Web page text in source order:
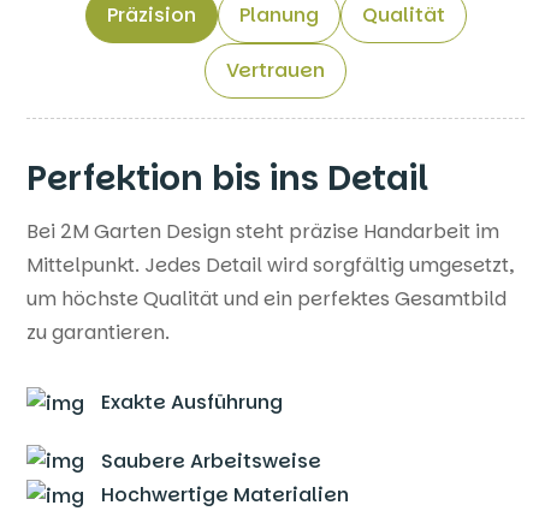
Präzision Planung
Qualität
Vertrauen
Perfektion bis ins Detail
Bei 2M Garten Design steht präzise Handarbeit im
Mittelpunkt. Jedes Detail wird sorgfältig umgesetzt,
um höchste Qualität und ein perfektes Gesamtbild
zu garantieren.
Exakte Ausführung
Saubere Arbeitsweise
Hochwertige Materialien